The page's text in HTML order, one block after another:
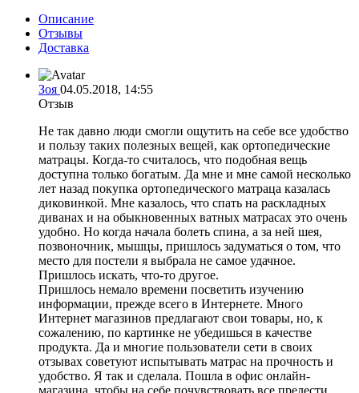
Описание
Отзывы
Доставка
Зоя 04.05.2018, 14:55
Отзыв
Не так давно люди смогли ощутить на себе все удобство
и пользу таких полезных вещей, как ортопедические
матрацы. Когда-то считалось, что подобная вещь
доступна только богатым. Да мне и мне самой несколько
лет назад покупка ортопедического матраца казалась
диковинкой. Мне казалось, что спать на раскладных
диванах и на обыкновенных ватных матрасах это очень
удобно. Но когда начала болеть спина, а за ней шея,
позвоночник, мышцы, пришлось задуматься о том, что
место для постели я выбрала не самое удачное.
Пришлось искать, что-то другое.
Пришлось немало времени посветить изучению
информации, прежде всего в Интернете. Много
Интернет магазинов предлагают свои товары, но, к
сожалению, по картинке не убедишься в качестве
продукта. Да и многие пользователи сети в своих
отзывах советуют испытывать матрас на прочность и
удобство. Я так и сделала. Пошла в офис онлайн-